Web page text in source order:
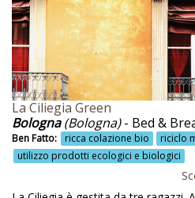
Petrosino
Piatti con la canapa
Piatti vegetariani
Piatti vegetariani e
Piedimonte Etneo
Pilates
La Ciliegia Green
Bologna(Bologna)- Bed &
Ben Fatto: ricca colazione bio
riciclo
utilizzo prodotti ecologici e biologici